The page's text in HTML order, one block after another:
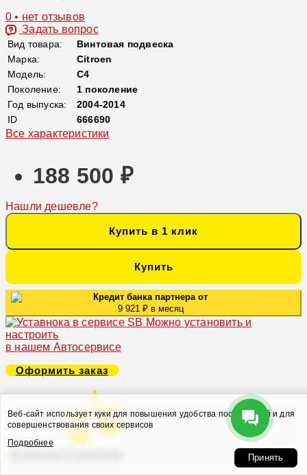
0 • нет отзывов
Задать вопрос
Вид товара:
Винтовая подвеска
Марка:
Citroen
Модель:
C4
Поколение:
1 поколение
Год выпуска:
2004-2014
ID
666690
Все характеристики
188 500 ₽
Нашли дешевле?
Купить в 1 клик
Купить
Кредит банка партнера от
9 921 ₽ в месяц
Можно установить и
настроить
в нашем Автосервисе
Оформить заказ
Веб-сайт использует куки для повышения удобства посетителей и для
совершенствования своих сервисов
Подробнее
Принять